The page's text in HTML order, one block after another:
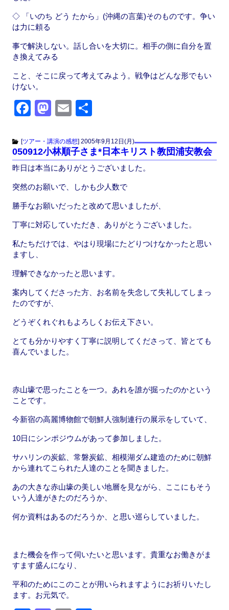
◇ 「いのち どう たから」(沖縄の言葉)そのものです。争い
は力に頼る
事で解決しない。話し合いを大切に。相手の側に自分を置
き換えてみる
こと、そこに戻って考えてみよう。戦争はどんな形でもい
けない。
F
c
e
b
o
o
k
M
st
o
d
o
n
E
ail
[ツアー・講演の感想] 2005年9月12日(月)
050912小林順子さま*日本キリスト教団浦安教会
昨日は本当にありがとうございました。
突然のお願いで、しかも少人数で
勝手なお願いだったと改めて思いましたが、
丁寧に対応していただき、ありがとうございました。
私たちだけでは、やはり現場にたどりつけなかったと思い
ますし、
理解できなかったと思います。
案内してくださった方、お名前を失念して失礼してしまっ
たのですが、
どうぞくれぐれもよろしくお伝え下さい。
とても分かりやすく丁寧に説明してくださって、皆とても
喜んでいました。
赤山壕で思ったことを一つ。あれを誰が掘ったのかという
ことです。
今新宿の高麗博物館で朝鮮人強制連行の展示をしていて、
10日にシンポジウムがあって参加しました。
サハリンの炭鉱、常磐炭鉱、相模湖ダム建造のために朝鮮
から連れてこられた人達のことを聞きました。
あの大きな赤山壕の美しい地層を見ながら、ここにもそう
いう人達がきたのだろうか、
何か資料はあるのだろうか、と思い巡らしていました。
また機会を作って伺いたいと思います。貴重なお働きがま
すます盛んになり、
平和のためにこのことが用いられますようにお祈りいたし
ます。お元気で。